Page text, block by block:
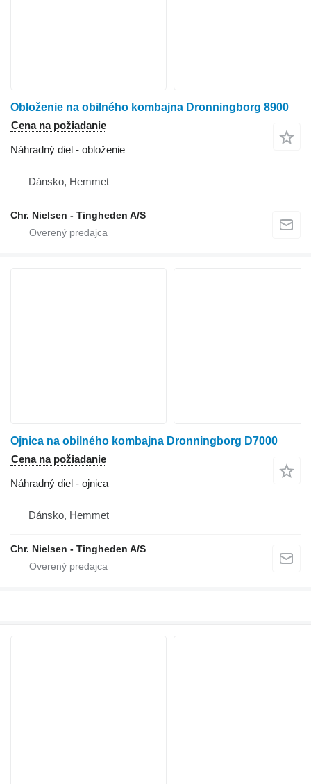
Obloženie na obilného kombajna Dronningborg 8900
Cena na požiadanie
Náhradný diel - obloženie
Dánsko, Hemmet
Chr. Nielsen - Tingheden A/S
Ojnica na obilného kombajna Dronningborg D7000
Cena na požiadanie
Náhradný diel - ojnica
Dánsko, Hemmet
Chr. Nielsen - Tingheden A/S